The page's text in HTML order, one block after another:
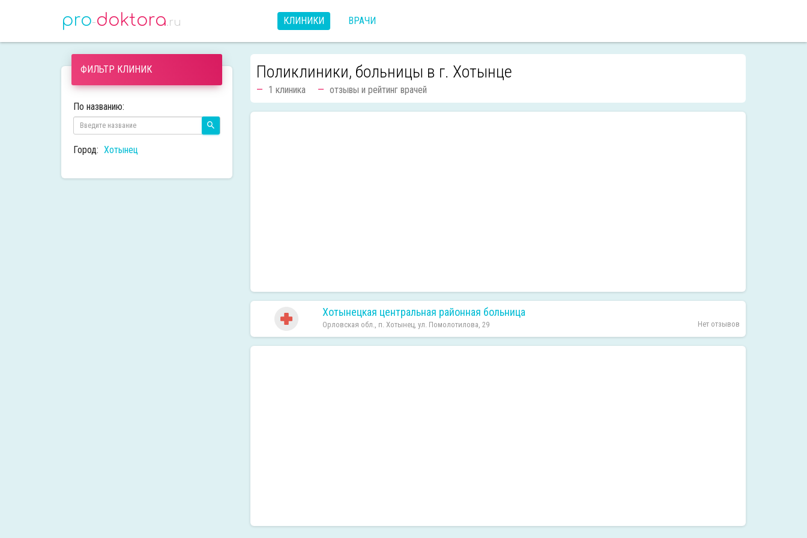
pro-doktora.ru КЛИНИКИ ВРАЧИ
ФИЛЬТР КЛИНИК
По названию:
Город: Хотынец
Поликлиники, больницы в г. Хотынце
1 клиника отзывы и рейтинг врачей
Хотынецкая центральная районная больница
Орловская обл., п. Хотынец, ул. Помолотилова, 29 Нет отзывов